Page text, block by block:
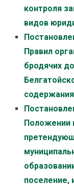
контроля
видов
Правил
бродячих
Положении